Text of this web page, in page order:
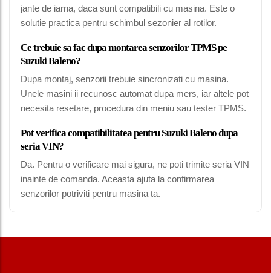
jante de iarna, daca sunt compatibili cu masina. Este o
solutie practica pentru schimbul sezonier al rotilor.
Ce trebuie sa fac dupa montarea senzorilor TPMS pe
Suzuki Baleno?
Dupa montaj, senzorii trebuie sincronizati cu masina.
Unele masini ii recunosc automat dupa mers, iar altele pot
necesita resetare, procedura din meniu sau tester TPMS.
Pot verifica compatibilitatea pentru Suzuki Baleno dupa
seria VIN?
Da. Pentru o verificare mai sigura, ne poti trimite seria VIN
inainte de comanda. Aceasta ajuta la confirmarea
senzorilor potriviti pentru masina ta.